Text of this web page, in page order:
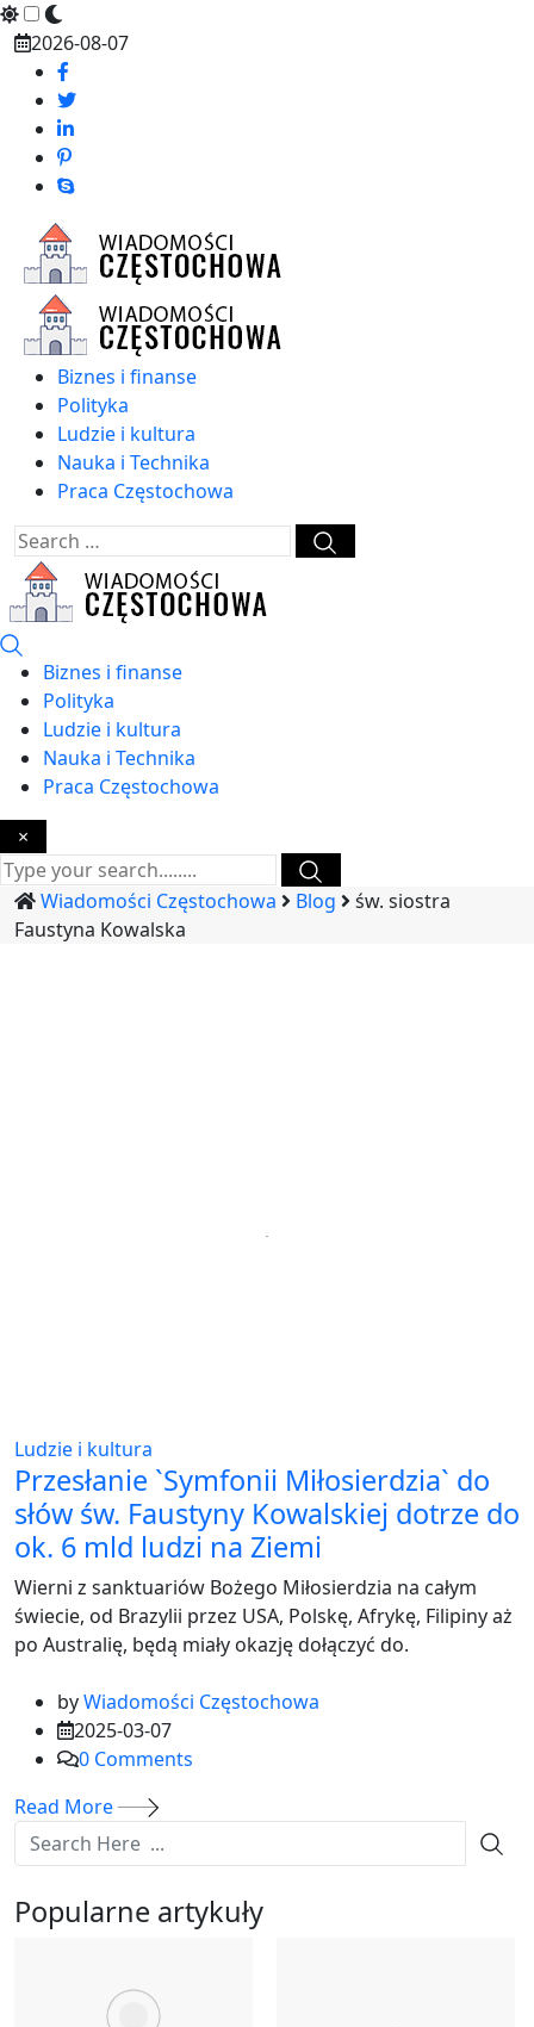
Skip
content
2026-08-07
Biznes i finanse
Polityka
Ludzie i kultura
Nauka i Technika
Praca Częstochowa
Biznes i finanse
Polityka
Ludzie i kultura
Nauka i Technika
Praca Częstochowa
×
Wiadomości Częstochowa Blog
św. siostra
Faustyna Kowalska
Ludzie i kultura
Przesłanie `Symfonii Miłosierdzia` do
słów św. Faustyny Kowalskiej dotrze do
ok. 6 mld ludzi na Ziemi
Wierni z sanktuariów Bożego Miłosierdzia na całym
świecie, od Brazylii przez USA, Polskę, Afrykę, Filipiny aż
po Australię, będą miały okazję dołączyć do.
byWiadomości Częstochowa
2025-03-07
0 Comments
Read More
Popularne artykuły